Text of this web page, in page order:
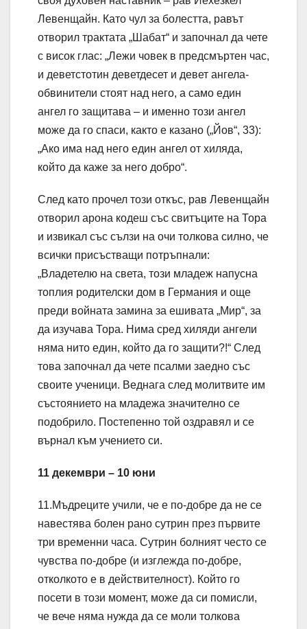
Левенщайн. Като чул за болестта, равът
отворил трактата „Шабат“ и започнал да чете
с висок глас: „Лежи човек в предсмъртен час,
и деветстотин деветдесет и девет ангела-
обвинители стоят над него, а само един
ангел го защитава – и именно този ангел
може да го спаси, както е казано („Йов“, 33):
„Ако има над него един ангел от хиляда,
който да каже за него добро“.
След като прочел този откъс, рав Левенщайн
отворил арона кодеш със свитъците на Тора
и извикал със сълзи на очи толкова силно, че
всички присъстващи потръпнали:
„Владетелю на света, този младеж напусна
топлия родителски дом в Германия и още
преди войната замина за ешивата „Мир“, за
да изучава Тора. Нима сред хиляди ангели
няма нито един, който да го защити?!“ След
това започнал да чете псалми заедно със
своите ученици. Веднага след молитвите им
състоянието на младежа значително се
подобрило. Постепенно той оздравял и се
върнал към учението си.
11 декември – 10 юни
11.Мъдреците учили, че е по-добре да не се
навестява болен рано сутрин през първите
три временни часа. Сутрин болният често се
чувства по-добре (и изглежда по-добре,
отколкото е в действителност). Който го
посети в този момент, може да си помисли,
че вече няма нужда да се моли толкова